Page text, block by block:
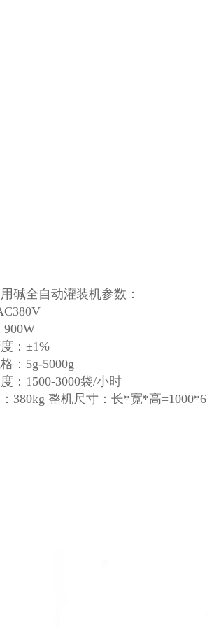
碱全自动灌装机参数：
900W
：±1%
：5g-5000g
：1500-3000袋/小时
380kg 整机尺寸：长*宽*高